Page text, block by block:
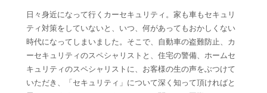
日々身近になって行くカーセキュリティ。家も車もセキュリ
ティ対策をしていないと、いつ、何があってもおかしくない
時代になってしまいました。そこで、自動車の盗難防止、カ
ーセキュリティのスペシャリストと、住宅の警備、ホームセ
キュリティのスペシャリストに、お客様の生の声をぶつけて
いただき、「セキュリティ」について深く知って頂ければと